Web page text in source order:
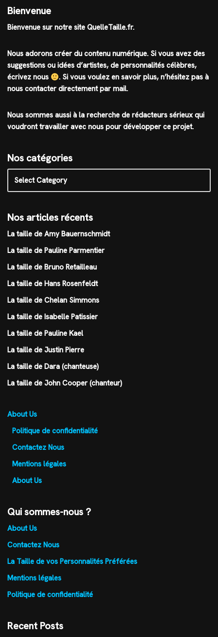
Bienvenue
Bienvenue sur notre site QuelleTaille.fr.
Nous adorons créer du contenu numérique. Si vous avez des
suggestions ou idées d’artistes, de personnalités célèbres,
écrivez nous
. Si vous voulez en savoir plus, n’hésitez pas à
nous contacter directement par mail.
Nous sommes aussi à la recherche de rédacteurs sérieux qui
voudront travailler avec nous pour développer ce projet.
Nos catégories
Nos articles récents
La taille de Amy Bauernschmidt
La taille de Pauline Parmentier
La taille de Bruno Retailleau
La taille de Hans Rosenfeldt
La taille de Chelan Simmons
La taille de Isabelle Patissier
La taille de Pauline Kael
La taille de Justin Pierre
La taille de Dara (chanteuse)
La taille de John Cooper (chanteur)
About Us
Politique de confidentialité
Contactez Nous
Mentions légales
About Us
Qui sommes-nous ?
About Us
Contactez Nous
La Taille de vos Personnalités Préférées
Mentions légales
Politique de confidentialité
Recent Posts